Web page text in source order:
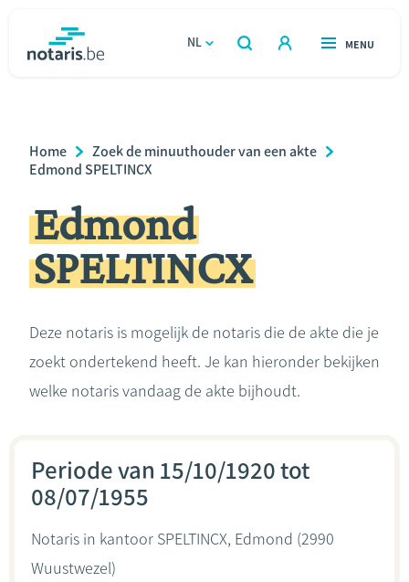
gaan
NL
OPEN
ZOEKEN
OPEN
MENU
Relatie & samenleven
Erven & schenken
Ondernemen
Rekenmodules
Breadcrumb
Home
Zoek de minuuthouder van een akte
Edmond SPELTINCX
Edmond
SPELTINCX
Deze notaris is mogelijk de notaris die de akte die je
zoekt ondertekend heeft. Je kan hieronder bekijken
welke notaris vandaag de akte bijhoudt.
Periode van 15/10/1920 tot
08/07/1955
Notaris in kantoor SPELTINCX, Edmond (2990
Wuustwezel)